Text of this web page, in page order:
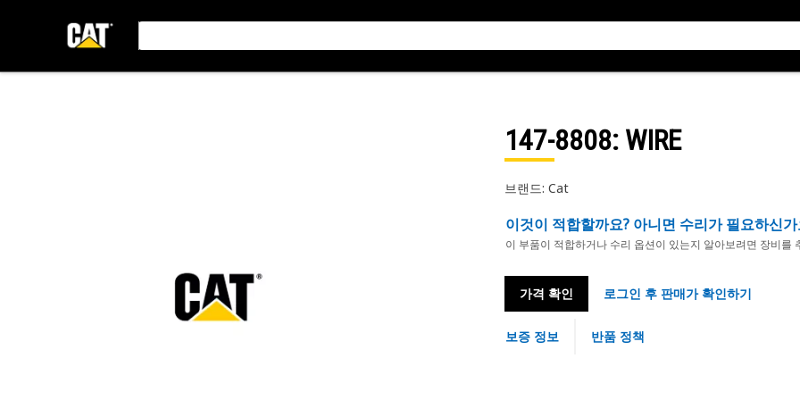
147-8808: WIRE
브랜드: Cat
이것이 적합할까요? 아니면 수리가 필요하신가
이 부품이 적합하거나 수리 옵션이 있는지 알아보려면 장비를
가격 확인 로그인 후 판매가 확인하기
보증 정보 반품 정책